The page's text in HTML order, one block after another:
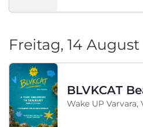
Freitag, 14 August